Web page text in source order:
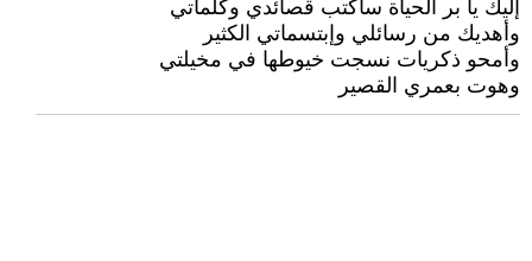
إليك يا بر الحياة ساكتب قصائدي وكلماتي
وأهديك من رسائلي وإبتسماتي الكثير
وأمحو ذكريات نسجت خيوطها في مخيلتي
وهوت بعمري القصير